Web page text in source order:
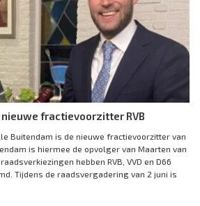
fractievoorzitter RVB
Buitendam is de nieuwe fractievoorzitter van
is hiermee de opvolger van Maarten van
hebben RVB, VVD en D66
Tijdens de raadsvergadering van 2 juni is